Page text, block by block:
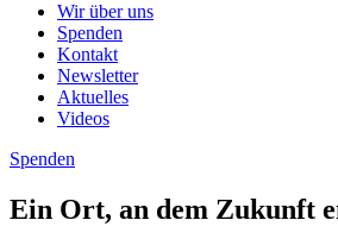
Wir über uns
Spenden
Kontakt
Newsletter
Aktuelles
Videos
Spenden
Ein Ort, an dem Zukunft